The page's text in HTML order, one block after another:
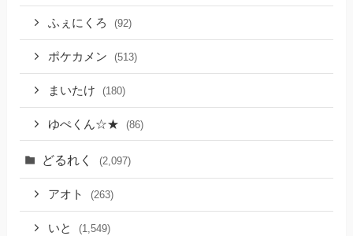
ふぇにくろ (92)
ポケカメン (513)
まいたけ (180)
ゆぺくん☆★ (86)
どるれく (2,097)
アオト (263)
いと (1,549)